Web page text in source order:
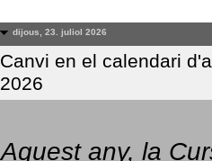
dijous, 23. juliol 2026
Canvi en el calendari
2026
Aquest any, la